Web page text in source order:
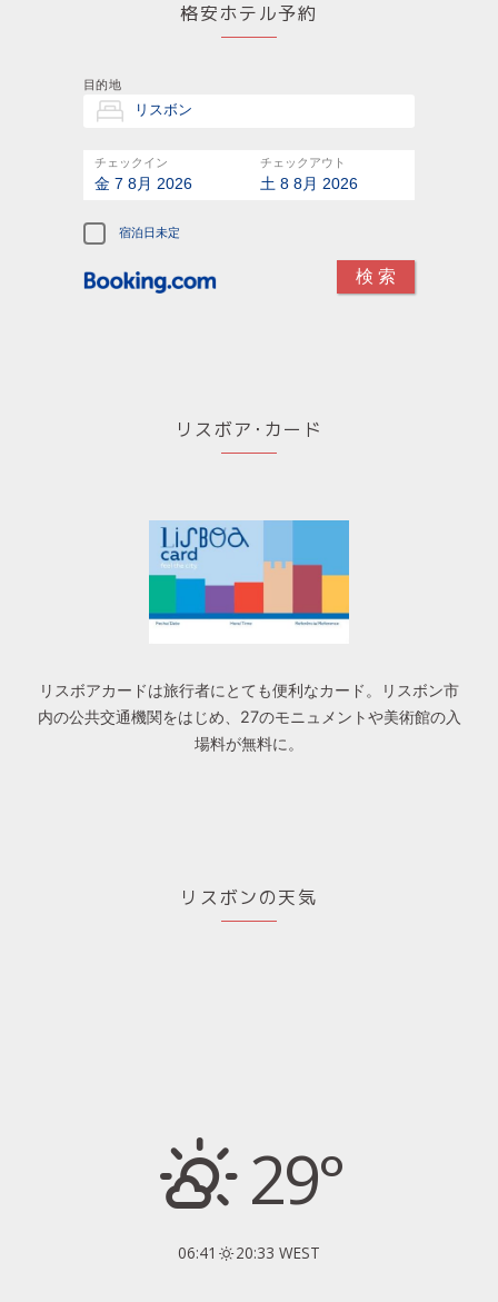
格安ホテル予約
目的地
チェックイン
金 7 8月 2026
チェックアウト
土 8 8月 2026
宿泊日未定
リスボア･カード
リスボアカードは旅行者にとても便利なカード。リスボン市
内の公共交通機関をはじめ、27のモニュメントや美術館の入
場料が無料に。
リスボンの天気
29°
06:41 20:33 WEST